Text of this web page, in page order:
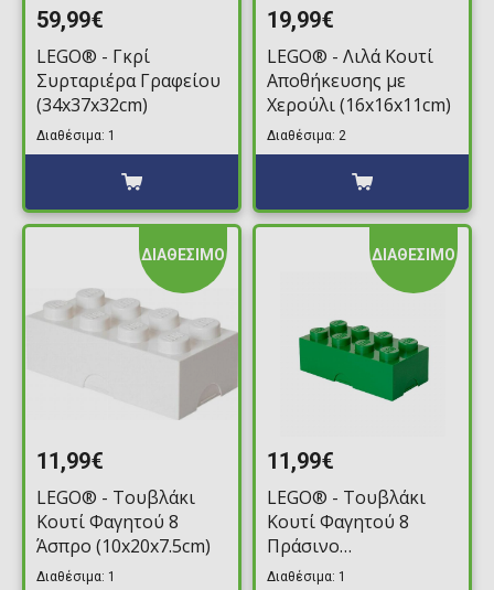
59,99€
LEGO® - Γκρί
Συρταριέρα Γραφείου
(34x37x32cm)
Διαθέσιμα: 1
19,99€
LEGO® - Λιλά Κουτί
Αποθήκευσης με
Χερούλι (16x16x11cm)
Διαθέσιμα: 2
ΔΙΑΘΕΣΙΜΟ
11,99€
LEGO® - Τουβλάκι
Κουτί Φαγητού 8
Άσπρο (10x20x7.5cm)
Διαθέσιμα: 1
ΔΙΑΘΕΣΙΜΟ
11,99€
LEGO® - Τουβλάκι
Κουτί Φαγητού 8
Πράσινο
(10x20x7.5cm)
Διαθέσιμα: 1